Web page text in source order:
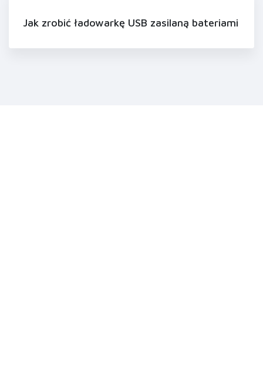
Jak zrobić ładowarkę USB zasilaną bateriami